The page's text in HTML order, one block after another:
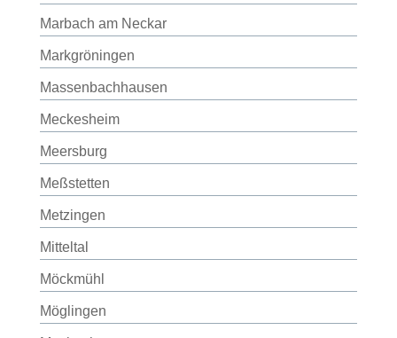
Marbach am Neckar
Markgröningen
Massenbachhausen
Meckesheim
Meersburg
Meßstetten
Metzingen
Mitteltal
Möckmühl
Möglingen